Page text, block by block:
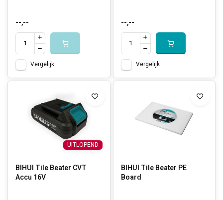
--,--
Vergelijk
--,--
Vergelijk
UITLOPEND
BIHUI Tile Beater CVT
Accu 16V
BIHUI Tile Beater PE
Board